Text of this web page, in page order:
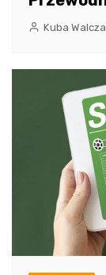
Kuba